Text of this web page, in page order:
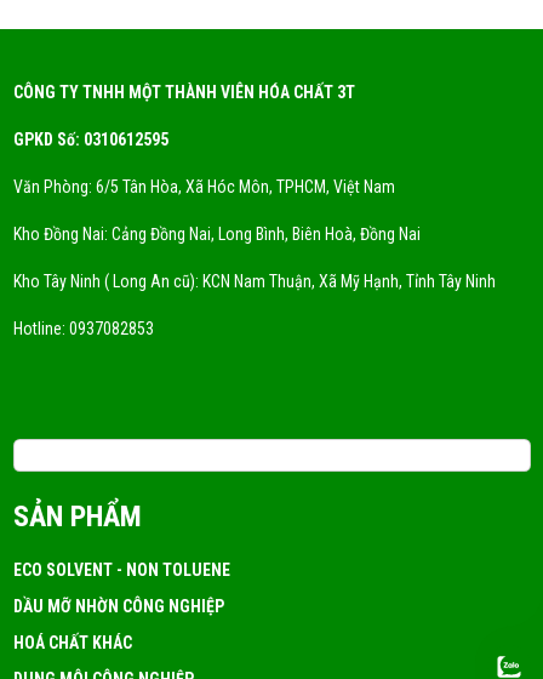
CÔNG TY TNHH MỘT THÀNH VIÊN HÓA CHẤT 3T
GPKD Số: 0310612595
Văn Phòng: 6/5 Tân Hòa, Xã Hóc Môn, TPHCM, Việt Nam
Kho Đồng Nai: Cảng Đồng Nai, Long Bình, Biên Hoà, Đồng Nai
Kho Tây Ninh ( Long An cũ): KCN Nam Thuận, Xã Mỹ Hạnh, Tỉnh Tây Ninh
Hotline: 0937082853
SẢN PHẨM
ECO SOLVENT - NON TOLUENE
DẦU MỠ NHỜN CÔNG NGHIỆP
HOÁ CHẤT KHÁC